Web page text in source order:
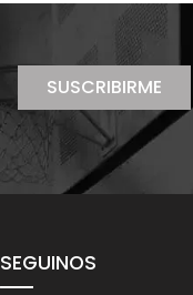
SUSCRIBIRME
SEGUINOS